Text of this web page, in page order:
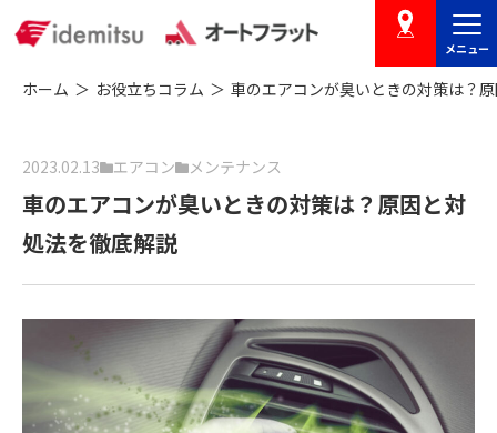
店舗を探す
メニュー
ホーム お役立ちコラム 車のエアコンが臭いときの対策は？
2023.02.13 エアコン メンテナンス
車のエアコンが臭いときの対策は？原因と対
処法を徹底解説